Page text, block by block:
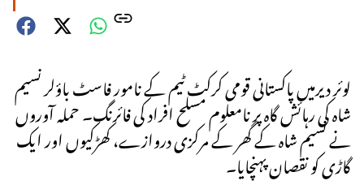
لوئر دیرمیں پاکستانی قومی کرکٹ ٹیم کے نامور فاسٹ باؤلر نسیم
شاہ کی رہائش گاہ پر نامعلوم مسلح افراد کی فائرنگ۔ حملہ آوروں
نے نسیم شاہ کے گھر کے مرکزی دروازے، کھڑکیوں اور ایک
گاڑی کو نقصان پہنچایا۔